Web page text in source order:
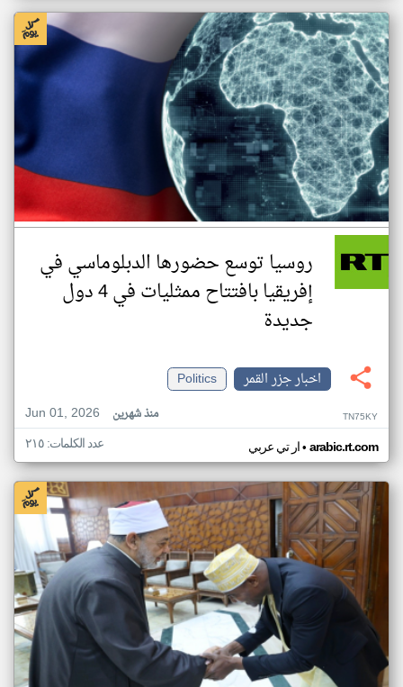
روسيا توسع حضورها الدبلوماسي في
إفريقيا بافتتاح ممثليات في 4 دول
جديدة
اخبار جزر القمر
Politics
Jun 01, 2026
منذ شهرين TN75KY
ار تي عربي• arabic.rt.com عدد الكلمات: ٢١٥